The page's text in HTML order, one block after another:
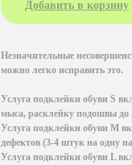
Добавить в корзину
Незначительные
можно легко исправить это.
Услуга подклейки обувиS
мыса, расклейку подошвы до
Услуга подклейки обуви M
дефектов (3-4 штук на одну
Услуга подклейки обуви L